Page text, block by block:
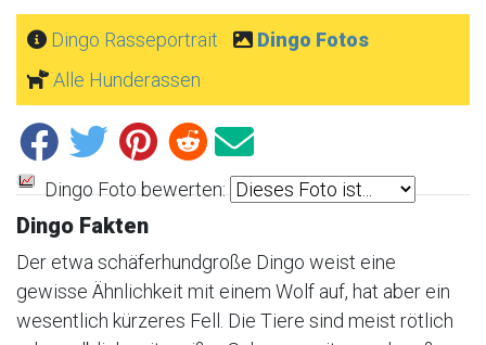
Dingo Rasseportrait
Dingo Fotos
Alle Hunderassen
Dingo Foto bewerten:
Dingo Fakten
Der etwa schäferhundgroße Dingo weist eine
gewisse Ähnlichkeit mit einem Wolf auf, hat aber ein
wesentlich kürzeres Fell. Die Tiere sind meist rötlich